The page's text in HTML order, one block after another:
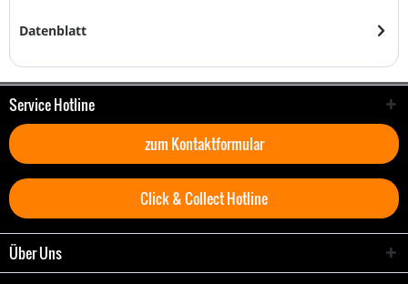
Datenblatt
Service Hotline
zum Kontaktformular
Click & Collect Hotline
Über Uns